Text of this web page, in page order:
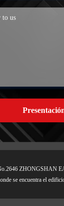
ZHONGSHAN
se encuentra el